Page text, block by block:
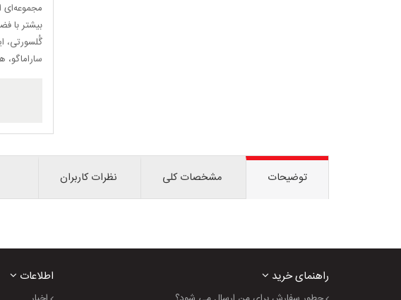
مجموعه‌ای
بیشتر با
گُلسورتی،
ساراماگو،
توضیحات مشخصات کلی نظرات کاربران
راهنمای خرید اطلاعات